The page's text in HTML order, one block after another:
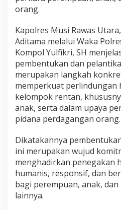
i
R
a
a
s
U
t
a
r
a
orang.
Kapolres Musi Rawas
Aditama melalui Waka
Kompol Yulfikri, SH
pembentukan dan
merupakan langkah
memperkuat perlindungan
kelompok rentan,
anak, serta dalam upaya
pidana perdagangan orang.
Dikatakannya
ini merupakan wujud
menghadirkan penegakan
humanis, responsif, dan
bagi perempuan, anak,
lainnya.